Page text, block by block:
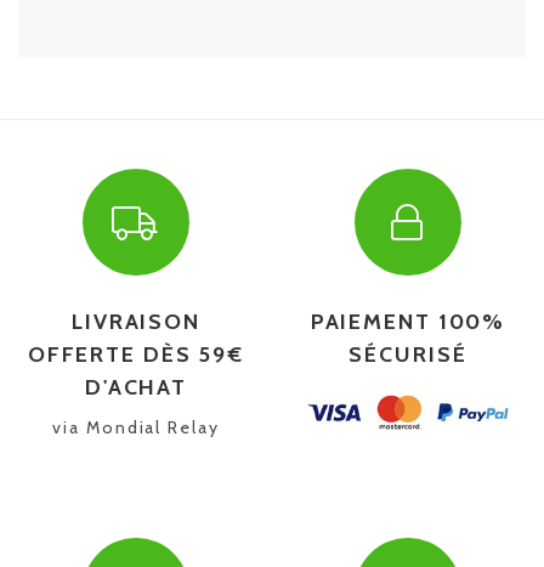
LIVRAISON
OFFERTE DÈS 59€
D'ACHAT
via Mondial Relay
PAIEMENT 100%
SÉCURISÉ